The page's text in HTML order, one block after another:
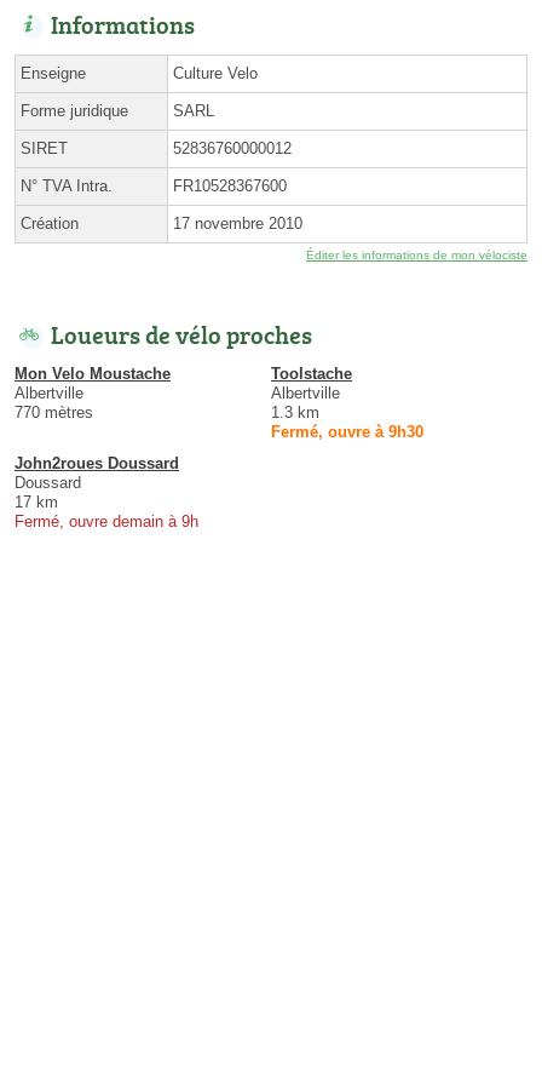
Informations
Enseigne Culture Velo
Forme juridique SARL
SIRET 52836760000012
N° TVA Intra. FR10528367600
Création 17 novembre 2010
Éditer les informations de mon vélociste
Loueurs de vélo proches
Mon Velo Moustache
Albertville
770 mètres
Toolstache
Albertville
1.3 km
Fermé, ouvre à 9h30
John2roues Doussard
Doussard
17 km
Fermé, ouvre demain à 9h